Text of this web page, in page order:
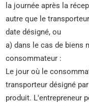
la journée après la
autre que le
date désigné, ou
a) dans le cas de biens
consommateur :
Le jour où le
transporteur désigné
produit. L'entrepreneur